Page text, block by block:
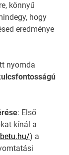
könnyű
hogy
eredménye
nyomda
: Első
kínál a
) a